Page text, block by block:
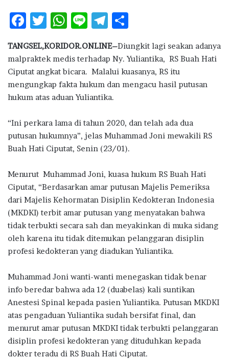
F
e
b
o
o
k
T
it
te
r
W
at
s
A
p
p
Li
e
T
e
g
ra
m
ar
e
TANGSEL,KORIDOR.ONLINE–Diungkit lagi seakan adanya
malpraktek medis terhadap Ny. Yuliantika, RS Buah Hati
Ciputat angkat bicara. Malalui kuasanya, RS itu
mengungkap fakta hukum dan mengacu hasil putusan
hukum atas aduan Yuliantika.
“Ini perkara lama di tahun 2020, dan telah ada dua
putusan hukumnya”, jelas Muhammad Joni mewakili RS
Buah Hati Ciputat, Senin (23/01).
Menurut Muhammad Joni, kuasa hukum RS Buah Hati
Ciputat, “Berdasarkan amar putusan Majelis Pemeriksa
dari Majelis Kehormatan Disiplin Kedokteran Indonesia
(MKDKI) terbit amar putusan yang menyatakan bahwa
tidak terbukti secara sah dan meyakinkan di muka sidang
oleh karena itu tidak ditemukan pelanggaran disiplin
profesi kedokteran yang diadukan Yuliantika.
Muhammad Joni wanti-wanti menegaskan tidak benar
info beredar bahwa ada 12 (duabelas) kali suntikan
Anestesi Spinal kepada pasien Yuliantika. Putusan MKDKI
atas pengaduan Yuliantika sudah bersifat final, dan
menurut amar putusan MKDKI tidak terbukti pelanggaran
disiplin profesi kedokteran yang dituduhkan kepada
dokter teradu di RS Buah Hati Ciputat.